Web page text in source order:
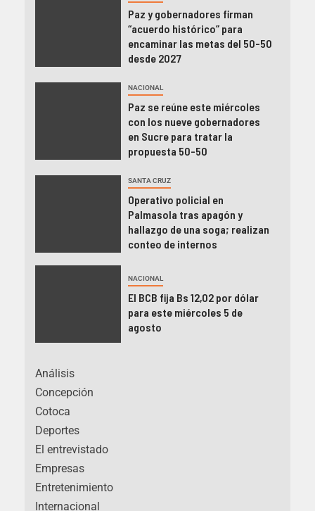
Paz y gobernadores firman
“acuerdo histórico” para
encaminar las metas del 50-50
desde 2027
NACIONAL
Paz se reúne este miércoles
con los nueve gobernadores
en Sucre para tratar la
propuesta 50-50
SANTA CRUZ
Operativo policial en
Palmasola tras apagón y
hallazgo de una soga; realizan
conteo de internos
NACIONAL
El BCB fija Bs 12,02 por dólar
para este miércoles 5 de
agosto
Análisis
Concepción
Cotoca
Deportes
El entrevistado
Empresas
Entretenimiento
Internacional